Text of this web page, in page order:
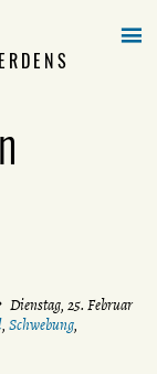
Dienstag, 25. Februar
, Schwebung,
